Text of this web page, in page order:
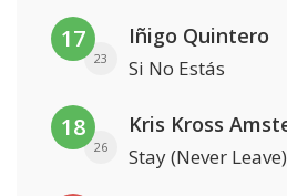
17
23
Iñigo Quintero
Si No Estás
18
26 Stay (Never Leave)